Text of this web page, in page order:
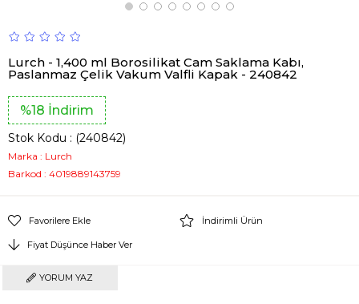
Lurch - 1,400 ml Borosilikat Cam Saklama Kabı,
Paslanmaz Çelik Vakum Valfli Kapak - 240842
%18 İndirim
Stok Kodu (240842)
Marka : Lurch
Barkod : 4019889143759
Favorilere Ekle İndirimli Ürün
Fiyat Düşünce Haber Ver
YORUM YAZ